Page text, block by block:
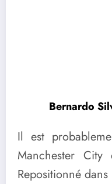
Bernardo
Il est
Manchester
Repositionné